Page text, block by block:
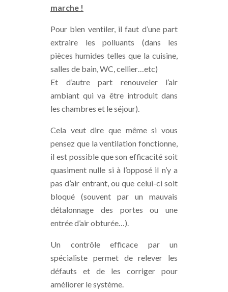
marche !
Pour bien ventiler, il faut d’une part
extraire les polluants (dans les
pièces humides telles que la cuisine,
salles de bain, WC, cellier…etc)
Et d’autre part renouveler l’air
ambiant qui va être introduit dans
les chambres et le séjour).
Cela veut dire que même si vous
pensez que la ventilation fonctionne,
il est possible que son efficacité soit
quasiment nulle si à l’opposé il n’y a
pas d’air entrant, ou que celui-ci soit
bloqué (souvent par un mauvais
détalonnage des portes ou une
entrée d’air obturée…).
Un contrôle efficace par un
spécialiste permet de relever les
défauts et de les corriger pour
améliorer le système.